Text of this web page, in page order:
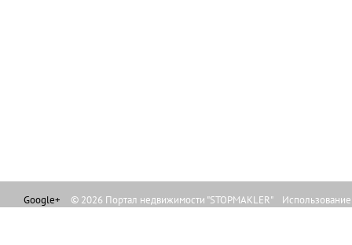
Google+ © 2026 Портал недвижимости "STOPMAKLER"